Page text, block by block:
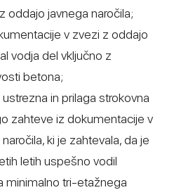
oddajo javnega naročila;
v zvezi z oddajo
vodja del vključno z
betona;
in prilaga strokovna
zahteve iz dokumentacije v
ki je zahtevala, da je
letih uspešno vodil
minimalno tri-etažnega